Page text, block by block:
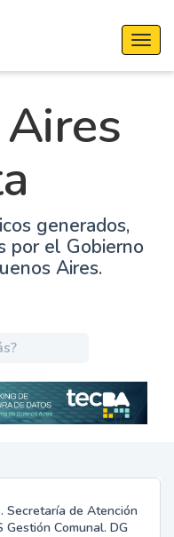
generados,
por el Gobierno
Aires.
Secretaría de Atención
Gestión Comunal. DG